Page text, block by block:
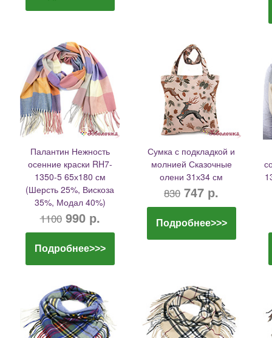
Палантин Нежность
осенние краски RH7-
1350-5 65х180 см
(Шерсть 25%, Вискоза
35%, Модал 40%)
1100 990 р.
Подробнее>>>
Сумка с подкладкой и
молнией Сказочные
олени 31х34 см
830 747 р.
Подробнее>>>